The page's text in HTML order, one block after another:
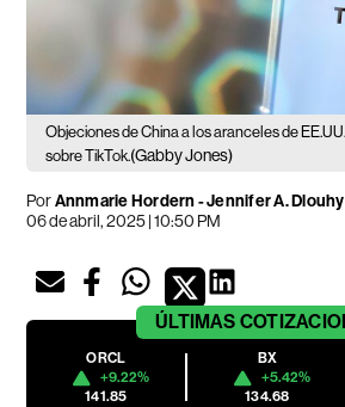
Objeciones de China a los aranceles de
sobre TikTok.(Gabby Jones)
PorAnnmarie Hordern - Jennifer A. Dlouhy
06 de abril, 2025 | 10:50 PM
ÚLTIMAS
ORCL
+9.22%
141.85
BX
+5.42%
134.68